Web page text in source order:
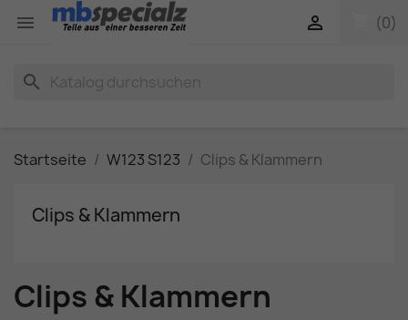
 (0)

search
Startseite W123 S123 Clips & Klammern
Clips & Klammern
Clips & Klammern